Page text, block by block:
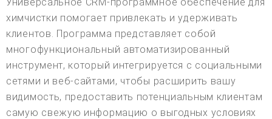
химчистки помогает привлекать и удерживать
клиентов. Программа представляет собой
многофункциональный автоматизированный
инструмент, который интегрируется с социальными
сетями и веб-сайтами, чтобы расширить вашу
видимость, предоставить потенциальным клиентам
самую свежую информацию о выгодных условиях